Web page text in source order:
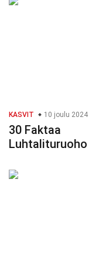
KASVIT 10 joulu 2024
30 Faktaa
Luhtalituruoho